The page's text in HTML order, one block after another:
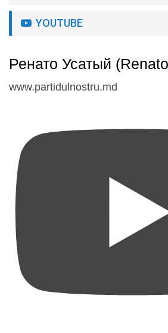
YOUTUBE
Ренато Усатый
www.partidulnostru.md